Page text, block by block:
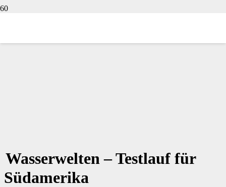
Wasserwelten – Testlauf für
Südamerika